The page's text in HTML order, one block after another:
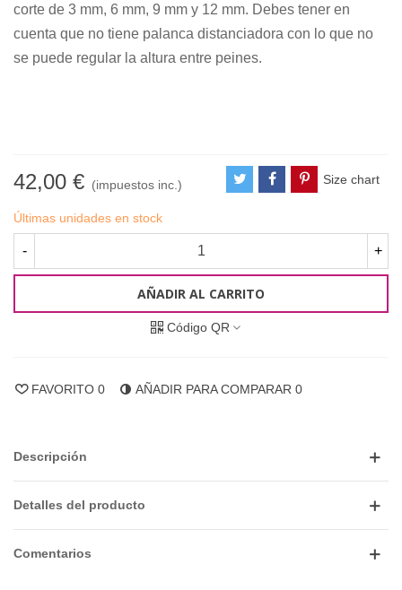
corte de 3 mm, 6 mm, 9 mm y 12 mm. Debes tener en
cuenta que no tiene palanca distanciadora con lo que no
se puede regular la altura entre peines.
42,00 € (impuestos inc.) Size chart
Últimas unidades en stock
- +
AÑADIR AL CARRITO
Código QR
FAVORITO 0 AÑADIR PARA COMPARAR 0
Descripción
Detalles del producto
Comentarios